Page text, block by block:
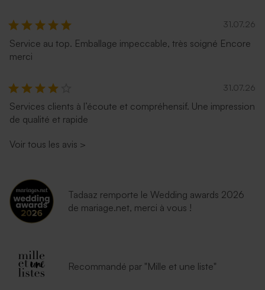
31.07.26
Service au top. Emballage impeccable, très soigné Encore
merci
31.07.26
Services clients à l’écoute et compréhensif. Une impression
de qualité et rapide
Voir tous les avis >
Tadaaz remporte le Wedding awards 2026
de mariage.net, merci à vous !
Recommandé par "Mille et une liste"